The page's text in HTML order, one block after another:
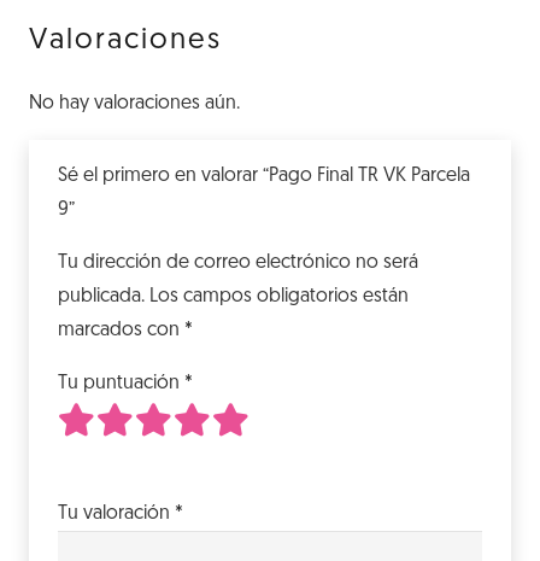
Valoraciones
No hay valoraciones aún.
Sé el primero en valorar “Pago Final TR VK Parcela
9”
Tu dirección de correo electrónico no será
publicada. Los campos obligatorios están
marcados con *
Tu puntuación *
Tu valoración *